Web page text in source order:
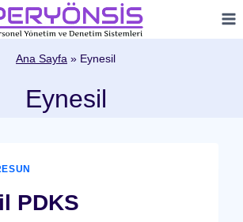
Ana Sayfa » Eynesil
Eynesil
PDKS